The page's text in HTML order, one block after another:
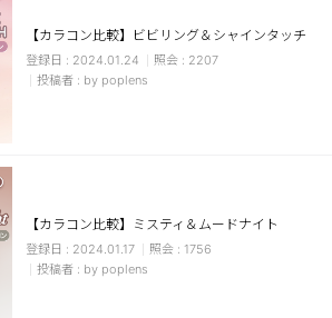
チョコ
ブラック
乱視用
【カラコン比較】ビビリング＆シャインタッチ
2024.01.24
2207
by poplens
【カラコン比較】ミスティ＆ムードナイト
2024.01.17
1756
by poplens